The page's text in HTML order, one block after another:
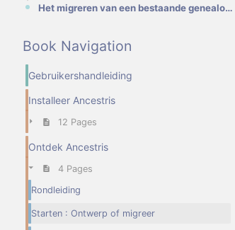
Het migreren van een bestaande genealogie naar Ancestris
Book Navigation
Gebruikershandleiding
Installeer Ancestris
12 Pages
Ontdek Ancestris
4 Pages
Rondleiding
Starten : Ontwerp of migreer